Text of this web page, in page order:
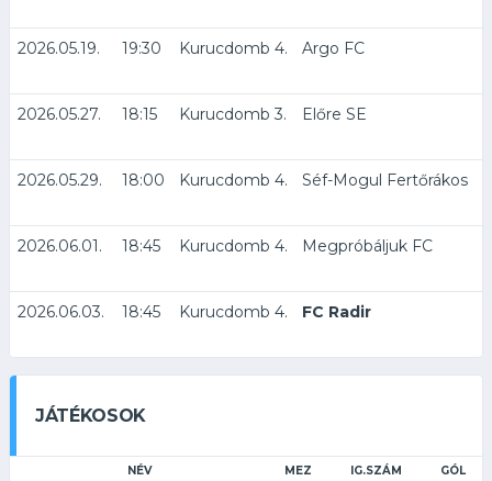
2026.05.19. 19:30 Kurucdomb 4. Argo FC
2026.05.27. 18:15 Kurucdomb 3. Előre SE
2026.05.29. 18:00 Kurucdomb 4. Séf-Mogul Fertőrákos
2026.06.01. 18:45 Kurucdomb 4. Megpróbáljuk FC
2026.06.03. 18:45 Kurucdomb 4. FC Radir
JÁTÉKOSOK
NÉV MEZ IG.SZÁM GÓL